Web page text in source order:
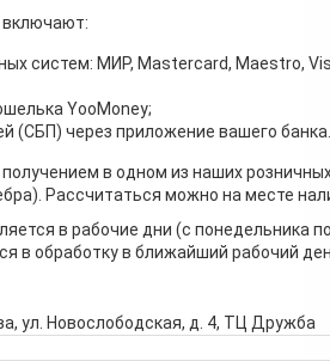
систем: МИР, Mastercard, Maestro,
YooMoney;
(СБП) через приложение вашего банка.
в одном из наших
Рассчитаться можно на месте
в рабочие дни (с понедельника
в обработку в ближайший рабочий
ул. Новослободская, д. 4, ТЦ Дружба